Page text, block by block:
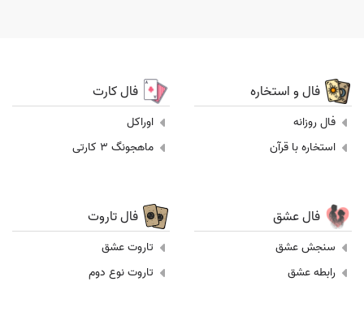
فال و استخاره
فال روزانه
استخاره با قرآن
فال کارت
اوراکل
ماهجونگ 3 کارتی
فال عشق
سنجش عشق
رابطه عشق
فال تاروت
تاروت عشق
تاروت نوع دوم